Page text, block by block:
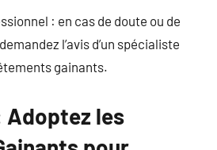
: en cas de doute ou de
l’avis d’un spécialiste
gainants.
Adoptez les